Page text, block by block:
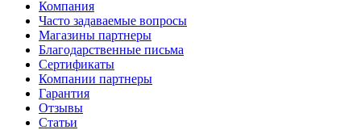
Компания
Часто задаваемые вопросы
Магазины партнеры
Благодарственные письма
Сертификаты
Компании партнеры
Гарантия
Отзывы
Статьи